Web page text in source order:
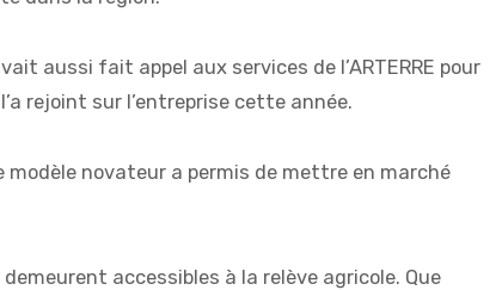
aussi fait appel aux services de l’ARTERRE pour
rejoint sur l’entreprise cette année.
modèle novateur a permis de mettre en marché
accessibles à la relève agricole. Que